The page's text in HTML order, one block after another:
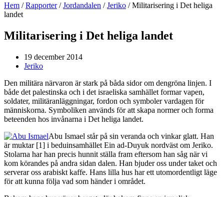
Hem /Rapporter/Jordandalen /Jeriko /Militarisering i Det heliga
landet
Militarisering i Det heliga landet
19 december 2014
Jeriko
Den militära närvaron är stark på båda sidor om dengröna linjen. I
både det palestinska och i det israeliska samhället formar vapen,
soldater, militäranläggningar, fordon och symboler vardagen för
människorna. Symboliken används för att skapa normer och forma
beteenden hos invånarna i Det heliga landet.
Abu Ismael står på sin veranda och vinkar glatt. Han
är muktar [1] i beduinsamhället Ein ad-Duyuk nordväst om Jeriko.
Stolarna har han precis hunnit ställa fram eftersom han såg när vi
kom körandes på andra sidan dalen. Han bjuder oss under taket och
serverar oss arabiskt kaffe. Hans lilla hus har ett utomordentligt läge
för att kunna följa vad som händer i området.